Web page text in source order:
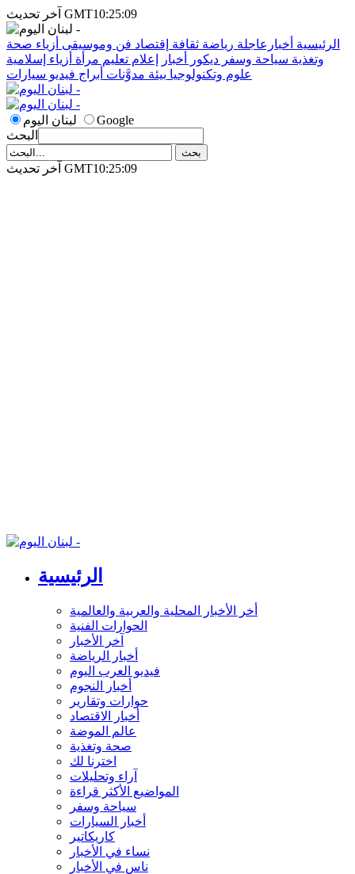
آخر تحديث GMT10:25:09
الرئيسية أخبارعاجلة رياضة ثقافة إقتصاد فن وموسيقى أزياء صحة
وتغذية سياحة وسفر ديكور أخبار إعلام تعليم مرأة أزياء إسلامية
علوم وتكنولوجيا بيئة مدوَّنات أبراج فيديو سيارات
لبنان اليوم
Google
البحث
آخر تحديث GMT10:25:09
الرئيسية
أخر الأخبار المحلية والعربية والعالمية
الحوارات الفنية
آخر الأخبار
أخبار الرياضة
فيديو العرب اليوم
أخبار النجوم
حوارات وتقارير
أخبار الاقتصاد
عالم الموضة
صحة وتغذية
اخترنا لك
آراء وتحليلات
المواضيع الأكثر قراءة
سياحة وسفر
أخبار السيارات
كاريكاتير
نساء في الأخبار
ناس في الأخبار